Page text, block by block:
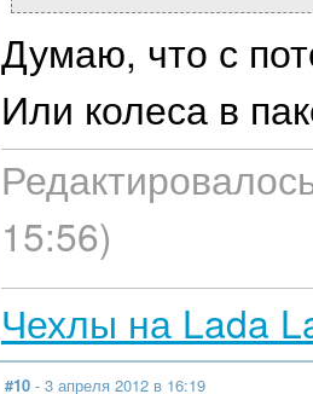
Думаю, что с
Или колеса в
15:56)
Чехлы на Lada
#10 - 3 апреля 2012 в 16:19